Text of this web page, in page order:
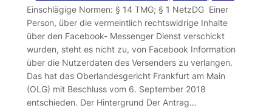
Einschlägige Normen: § 14 TMG; § 1 NetzDG Einer
Person, über die vermeintlich rechtswidrige Inhalte
über den Facebook- Messenger Dienst verschickt
wurden, steht es nicht zu, von Facebook Information
über die Nutzerdaten des Versenders zu verlangen.
Das hat das Oberlandesgericht Frankfurt am Main
(OLG) mit Beschluss vom 6. September 2018
entschieden. Der Hintergrund Der Antrag…